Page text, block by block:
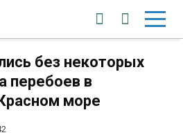
без некоторых
перебоев в
море